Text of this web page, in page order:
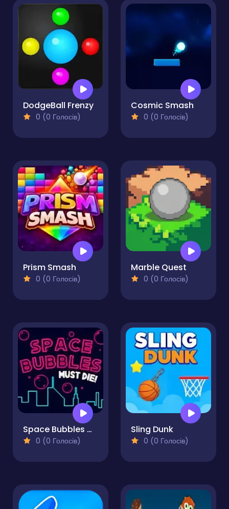
DodgeBall Frenzy
0 (0 Голосів)
Cosmic Smash
0 (0 Голосів)
Prism Smash
0 (0 Голосів)
Marble Quest
0 (0 Голосів)
Space Bubbles Must Die!
0 (0 Голосів)
Sling Dunk
0 (0 Голосів)